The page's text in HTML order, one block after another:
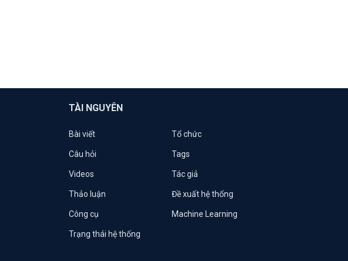
TÀI NGUYÊN
Bài viết Tổ chức
Câu hỏi Tags
Videos Tác giả
Thảo luận Đề xuất hệ thống
Công cụ Machine Learning
Trạng thái hệ thống